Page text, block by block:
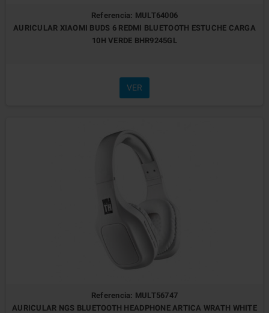
Referencia: MULT64006
AURICULAR XIAOMI BUDS 6 REDMI BLUETOOTH ESTUCHE CARGA
10H VERDE BHR9245GL
VER
Referencia: MULT56747
AURICULAR NGS BLUETOOTH HEADPHONE ARTICA WRATH WHITE